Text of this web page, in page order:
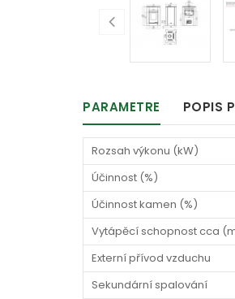
PARAMETRE POPIS
Rozsah výkonu (kW)
Účinnost (%)
Účinnost kamen (%)
Vytápěcí schopnost cca
Externí přívod vzduchu
Sekundární spalování